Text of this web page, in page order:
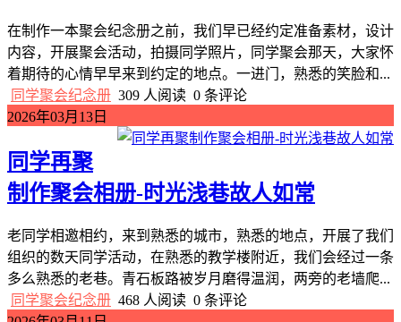
在制作一本聚会纪念册之前，我们早已经约定准备素材，设计
内容，开展聚会活动，拍摄同学照片，同学聚会那天，大家怀
着期待的心情早早来到约定的地点。一进门，熟悉的笑脸和...
同学聚会纪念册 309 人阅读 0 条评论
2026年03月13日
同学再聚
制作聚会相册-时光浅巷故人如常
老同学相邀相约，来到熟悉的城市，熟悉的地点，开展了我们
组织的数天同学活动，在熟悉的教学楼附近，我们会经过一条
多么熟悉的老巷。青石板路被岁月磨得温润，两旁的老墙爬...
同学聚会纪念册 468 人阅读 0 条评论